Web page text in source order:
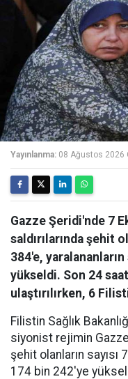
Yayınlanma: 08 Ağustos 2026
Gazze Şeridi'nde 7
saldırılarında şehit
384'e,
yükseldi. Son 24
ulaştırılırken, 6
Filistin Sağlık
siyonist rejimin
şehit olanların sayısı
174 bin 242'ye